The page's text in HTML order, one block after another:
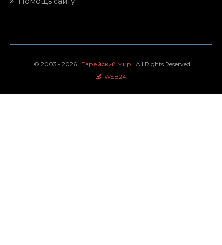
© 2003 - 2026 Еврейский Мир All Rights Reserved.
WEB24